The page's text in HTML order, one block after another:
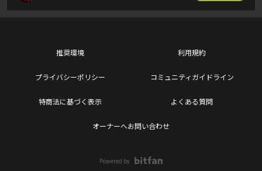
推奨環境 利用規約
プライバシーポリシー コミュニティガイドライン
特商法に基づく表示 よくある質問
オーナーへお問い合わせ
Powered by